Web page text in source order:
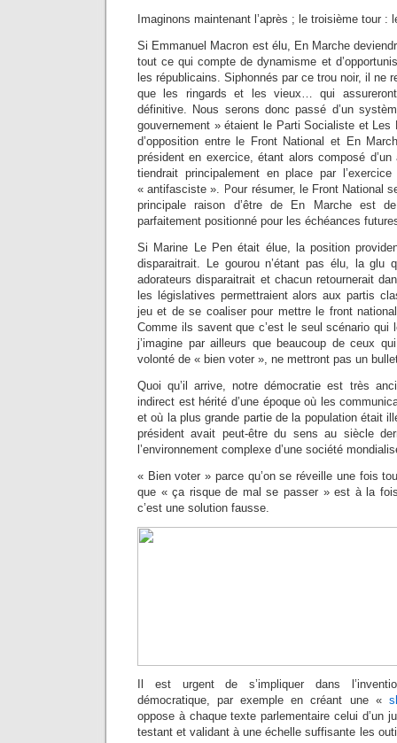
Imaginons maintenant l’après ; le troisième tour :
Si Emmanuel Macron est élu, En Marche
tout ce qui compte de dynamisme et
les républicains. Siphonnés par ce trou noir, il ne
que les ringards et les vieux… qui assureront
définitive. Nous serons donc passé d’un
gouvernement » étaient le Parti Socialiste et Les
d’opposition entre le Front National et En
président en exercice, étant alors composé
tiendrait principalement en place par
« antifasciste ». Pour résumer, le Front National
principale raison d’être de En Marche est
parfaitement positionné pour les échéances
Si Marine Le Pen était élue, la position
disparaitrait. Le gourou n’étant pas élu, la glu
adorateurs disparaitrait et chacun retournerait
les législatives permettraient alors aux partis
jeu et de se coaliser pour mettre le front
Comme ils savent que c’est le seul scénario qui
j’imagine par ailleurs que beaucoup de ceux
volonté de « bien voter », ne mettront pas un
Quoi qu’il arrive, notre démocratie est très
indirect est hérité d’une époque où les
et où la plus grande partie de la population était
président avait peut-être du sens au siècle
l’environnement complexe d’une société
« Bien voter » parce qu’on se réveille une fois
que « ça risque de mal se passer » est à la
c’est une solution fausse.
Il est urgent de s’impliquer dans
démocratique, par exemple en créant une «
oppose à chaque texte parlementaire celui d’un
testant et validant à une échelle suffisante les